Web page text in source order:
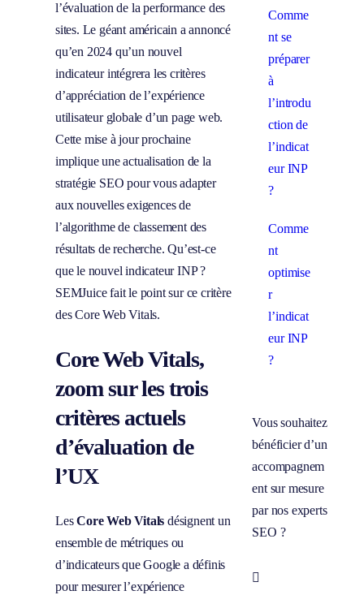
l’évaluation de la performance des
sites. Le géant américain a annoncé
qu’en 2024 qu’un nouvel
indicateur intégrera les critères
d’appréciation de l’expérience
utilisateur globale d’un page web.
Cette mise à jour prochaine
implique une actualisation de la
stratégie SEO pour vous adapter
aux nouvelles exigences de
l’algorithme de classement des
résultats de recherche. Qu’est-ce
que le nouvel indicateur INP ?
SEMJuice fait le point sur ce critère
des Core Web Vitals.
Core Web Vitals,
zoom sur les trois
critères actuels
d’évaluation de
l’UX
LesCore Web Vitals désignent un
ensemble de métriques ou
d’indicateurs que Google a définis
pour mesurer l’expérience
Comme
nt se
préparer
à
l’introdu
ction de
l’indicat
eur INP
?
Comme
nt
optimise
r
l’indicat
eur INP
?
Vous souhaitez
bénéficier d’un
accompagnem
ent sur mesure
par nos experts
SEO ?
